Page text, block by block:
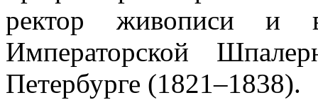
ректор живописи и
Императорской
Петербурге (1821–1838).